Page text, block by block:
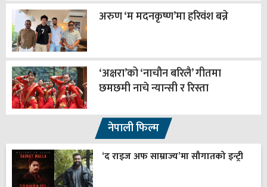
अरुण ‘म मदनकृष्ण’मा हरिवंश बन्ने
‘अक्षरा’को ‘नाचौन बरिलै’ गीतमा
छमछमी नाचे न्यान्सी र रिस्ता
नेपाली फिल्म
‘द राइज अफ साम्राज्य’मा सौगातको इन्ट्री